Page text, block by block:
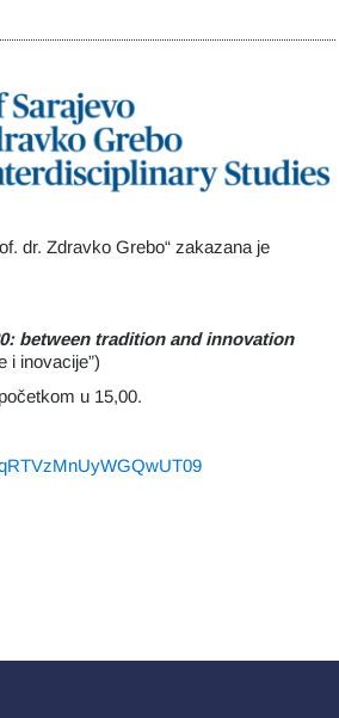
dr. Zdravko Grebo“ zakazana je
between tradition and innovation
i inovacije”)
u 15,00.